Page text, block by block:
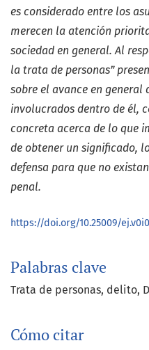
Palabras clave
Trata de personas delito
Cómo citar
es considerado entre los
merecen la atención
sociedad en general. Al
la trata de personas”
sobre el avance en
involucrados dentro de él,
concreta acerca de lo que
de obtener un significado,
defensa para que no
penal.
https://doi.org/10.25009/